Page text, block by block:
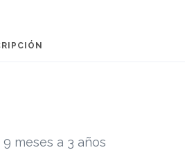
9 meses a 3 años